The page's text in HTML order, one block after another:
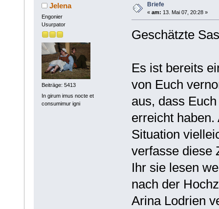
Jelena
Engonier
Usurpator
Beiträge: 5413
In girum imus nocte et
consumimur igni
Briefe
« am: 13. Mai 07, 20:28 »
Geschätzte
Es ist bereits
von Euch
aus, dass
erreicht
Situation
verfasse diese
Ihr sie lesen
nach der
Arina Lodrien